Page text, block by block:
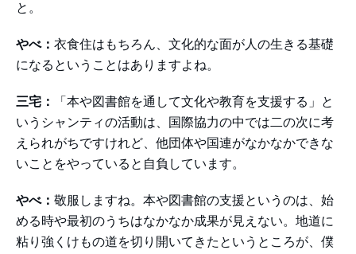
と。
やべ： 衣食住はもちろん、文化的な面が人の生きる基礎
になるということはありますよね。
三宅：
「本や図書館を通して文化や教育を支援する」と
いうシャンティの活動は、国際協力の中では二の次に考
えられがちですけれど、他団体や国連がなかなかできな
いことをやっていると自負しています。
やべ： 敬服しますね。本や図書館の支援というのは、始
める時や最初のうちはなかなか成果が見えない。地道に
粘り強くけもの道を切り開いてきたというところが、僕